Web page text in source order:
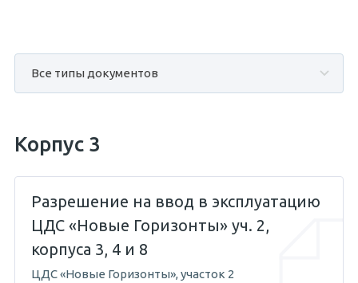
Корпус 3
Разрешение на ввод в эксплуатацию
ЦДС «Новые Горизонты» уч. 2,
корпуса 3, 4 и 8
ЦДС «Новые Горизонты», участок 2